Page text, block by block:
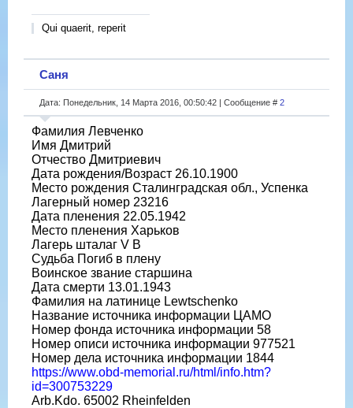
Qui quaerit, reperit
Саня
Дата: Понедельник, 14 Марта 2016, 00:50:42 | Сообщение # 2
Фамилия Левченко
Имя Дмитрий
Отчество Дмитриевич
Дата рождения/Возраст 26.10.1900
Место рождения Сталинградская обл., Успенка
Лагерный номер 23216
Дата пленения 22.05.1942
Место пленения Харьков
Лагерь шталаг V B
Судьба Погиб в плену
Воинское звание старшина
Дата смерти 13.01.1943
Фамилия на латинице Lewtschenko
Название источника информации ЦАМО
Номер фонда источника информации 58
Номер описи источника информации 977521
Номер дела источника информации 1844
https://www.obd-memorial.ru/html/info.htm?
id=300753229
Arb.Kdo. 65002 Rheinfelden